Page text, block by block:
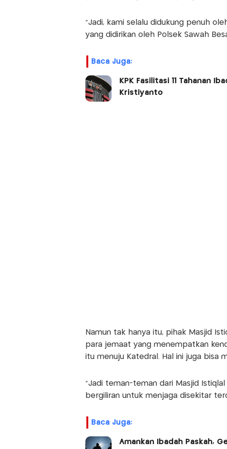
“Jadi, kami selalu didukung penuh
yang didirikan oleh Polsek Sawah
Baca Juga:
KPK Fasilitasi 11 Tahanan
Kristiyanto
Namun tak hanya itu, pihak Masjid
para jemaat yang menempatkan
itu menuju Katedral. Hal ini juga bisa
“Jadi teman-teman dari Masjid
bergiliran untuk menjaga disekitar
Baca Juga:
Amankan Ibadah Paskah,